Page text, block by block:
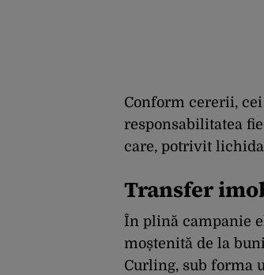
Conform cererii,
responsabilitatea
care, potrivit
Transfer
În plină campanie
moștenită de la
Curling, sub forma